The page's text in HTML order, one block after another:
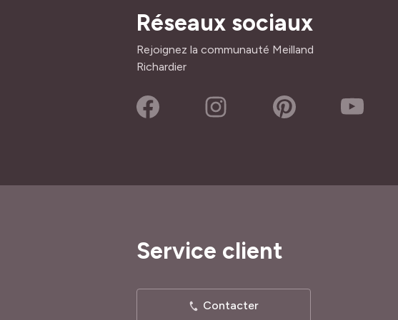
Réseaux sociaux
Rejoignez la communauté Meilland
Richardier
Service client
Contacter